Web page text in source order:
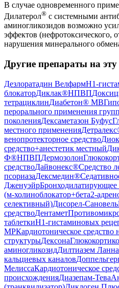
В случае одновременного
Дилатерол® с системными
аминогликозидов возможно
эффектов (нефротоксического,
нарушения минерального
Другие препараты на эту
Дезлоратадин ВелфармH1-
блокаторДиклак®НПВП
тетрациклинДиабетон® МВ
перорального применения
поколенияДексаметазон Буфус
местного применения
венопротекторное средство
средство+анестетик местный
Ф®НПВПДермозолон
средствоДайвонекс®Средство
псориазаДексмедин®
ДженуэйрБронходилатирующее
(м-холиноблокатор+бета2-
селективный)Дисорел-Сановель
средствоДентамет
таблеткиH1-гистаминовых
МРКардиотоническое средство
структурыДексона
аминогликозидДилтиазем
кальциевых каналов
МелиссаКардиотоническое
происхожденияДиазепам-Тева